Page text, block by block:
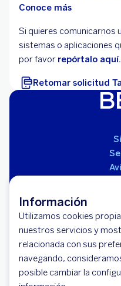
Información
Utilizamos cookies
nuestros servicios y
relacionada con sus
navegando,
posible cambiar la
Conoce más
Si quieres comunicarnos
sistemas o aplicaciones
por favor repórtalo aquí.
Retomar solicitud